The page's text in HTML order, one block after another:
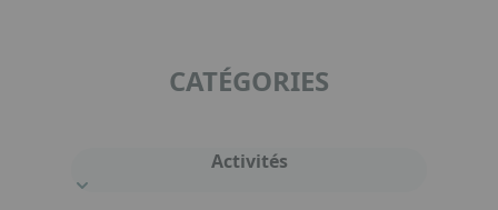
CATÉGORIES
Activités